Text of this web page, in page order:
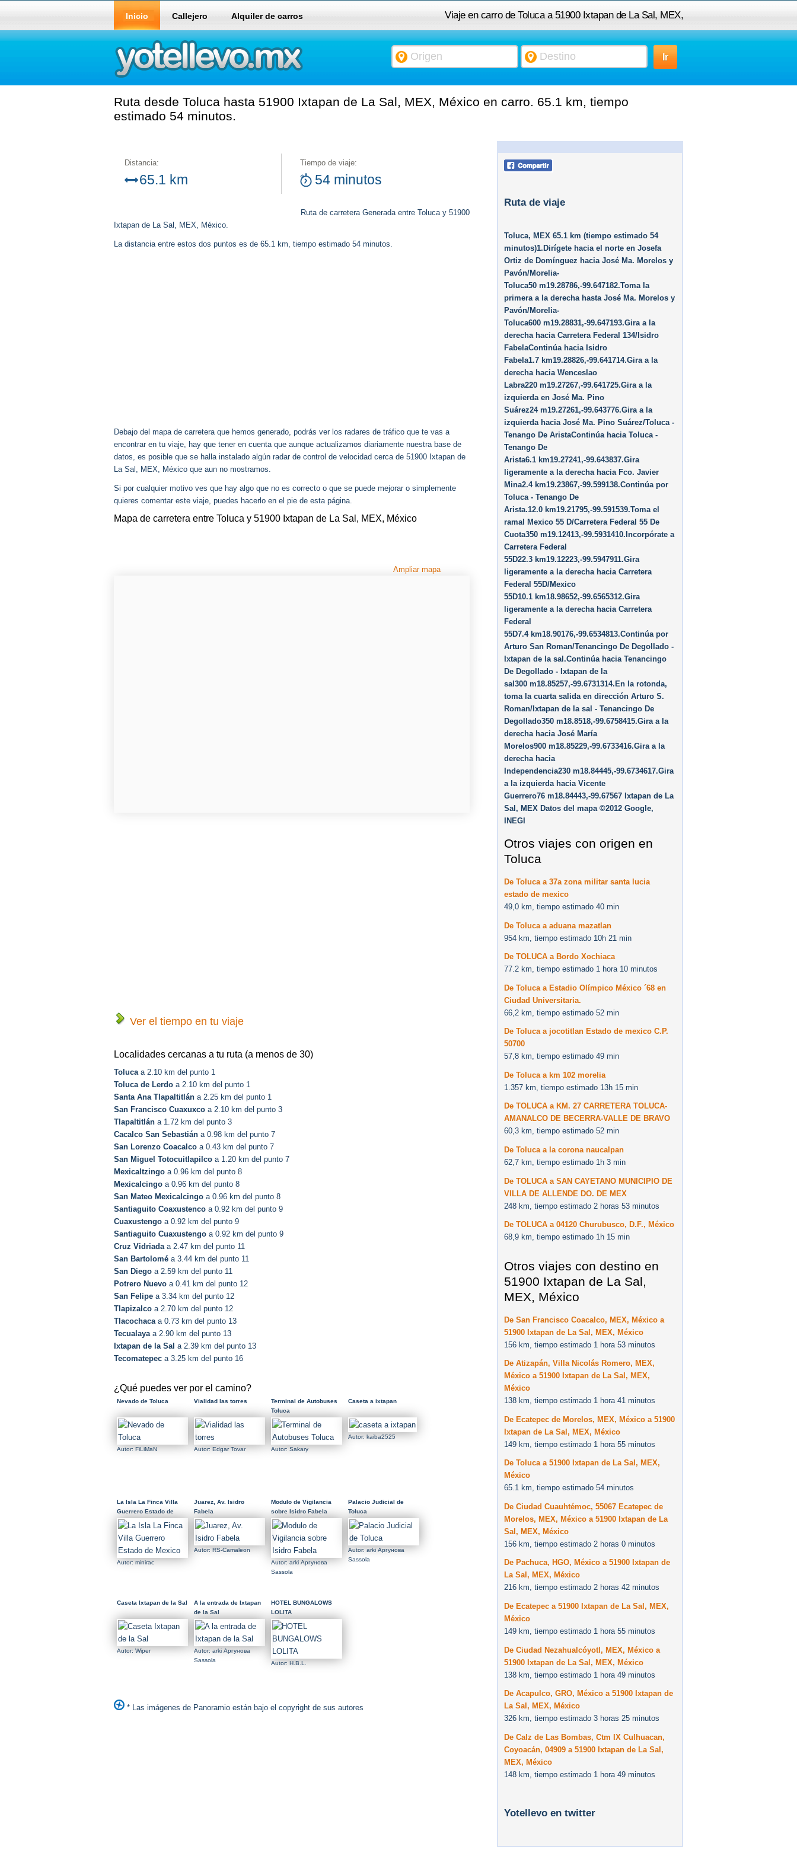
Viaje en carro de Toluca a 51900 Ixtapan de La Sal, MEX,
México
Inicio Callejero Alquiler de carros
Ruta desde Toluca hasta 51900 Ixtapan de La Sal, MEX, México en carro. 65.1 km, tiempo
estimado 54 minutos.
Distancia:
65.1 km
Tiempo de viaje:
54 minutos
Ruta de carretera Generada entre Toluca y 51900
Ixtapan de La Sal, MEX, México.
La distancia entre estos dos puntos es de 65.1 km, tiempo estimado 54 minutos.
Debajo del mapa de carretera que hemos generado, podrás ver los radares de tráfico que te vas a
encontrar en tu viaje, hay que tener en cuenta que aunque actualizamos diariamente nuestra base de
datos, es posible que se halla instalado algún radar de control de velocidad cerca de 51900 Ixtapan de
La Sal, MEX, México que aun no mostramos.
Si por cualquier motivo ves que hay algo que no es correcto o que se puede mejorar o simplemente
quieres comentar este viaje, puedes hacerlo en el pie de esta página.
Mapa de carretera entre Toluca y 51900 Ixtapan de La Sal, MEX, México
Ampliar mapa
Ver el tiempo en tu viaje
Localidades cercanas a tu ruta (a menos de 30)
Tolucaa 2.10 km del punto 1
Toluca de Lerdo a 2.10 km del punto 1
Santa Ana Tlapaltitlán a 2.25 km del punto 1
San Francisco Cuaxuxco a 2.10 km del punto 3
Tlapaltitlán a 1.72 km del punto 3
Cacalco San Sebastián a 0.98 km del punto 7
San Lorenzo Coacalco a 0.43 km del punto 7
San Miguel Totocuitlapilco a 1.20 km del punto 7
Mexicaltzingo a 0.96 km del punto 8
Mexicalcingo a 0.96 km del punto 8
San Mateo Mexicalcingo a 0.96 km del punto 8
Santiaguito Coaxustenco a 0.92 km del punto 9
Cuaxustengo a 0.92 km del punto 9
Santiaguito Cuaxustengo a 0.92 km del punto 9
Cruz Vidriadaa 2.47 km del punto 11
San Bartolomé a 3.44 km del punto 11
San Diego a 2.59 km del punto 11
Potrero Nuevo a 0.41 km del punto 12
San Felipe a 3.34 km del punto 12
Tlapizalco a 2.70 km del punto 12
Tlacochacaa 0.73 km del punto 13
Tecualayaa 2.90 km del punto 13
Ixtapan de la Sal a 2.39 km del punto 13
Tecomatepec a 3.25 km del punto 16
¿Qué puedes ver por el camino?
Nevado de Toluca
Autor: FiLiMaN
Vialidad las torres
Autor: Edgar Tovar
Terminal de Autobuses
Toluca
Autor: Sakary
Caseta a ixtapan
Autor: kaiba2525
La Isla La Finca Villa
Guerrero Estado de
Mexico
Autor: minirac
Juarez, Av. Isidro
Fabela
Autor: RS-Camaleon
Modulo de Vigilancia
sobre Isidro Fabela
Autor: arki Аргунова
Sassola
Palacio Judicial de
Toluca
Autor: arki Аргунова
Sassola
Caseta Ixtapan de la Sal
Autor: Wiper
A la entrada de Ixtapan
de la Sal
Autor: arki Аргунова
Sassola
HOTEL BUNGALOWS
LOLITA
Autor: H.B.L.
* Las imágenes de Panoramio están bajo el copyright de sus autores
Ruta de viaje
Toluca, MEX 65.1 km (tiempo estimado 54
minutos)1.Dirígete hacia el norte en Josefa
Ortiz de Domínguez hacia José Ma. Morelos y
Pavón/​Morelia-
Toluca50 m19.28786,-99.647182.Toma la
primera a la derecha hasta José Ma. Morelos y
Pavón/​Morelia-
Toluca600 m19.28831,-99.647193.Gira a la
derecha hacia Carretera Federal 134/​Isidro
FabelaContinúa hacia Isidro
Fabela1.7 km19.28826,-99.641714.Gira a la
derecha hacia Wenceslao
Labra220 m19.27267,-99.641725.Gira a la
izquierda en José Ma. Pino
Suárez24 m19.27261,-99.643776.Gira a la
izquierda hacia José Ma. Pino Suárez/​Toluca -
Tenango De AristaContinúa hacia Toluca -
Tenango De
Arista6.1 km19.27241,-99.643837.Gira
ligeramente a la derecha hacia Fco. Javier
Mina2.4 km19.23867,-99.599138.Continúa por
Toluca - Tenango De
Arista.12.0 km19.21795,-99.591539.Toma el
ramal Mexico 55 D/​Carretera Federal 55 De
Cuota350 m19.12413,-99.5931410.Incorpórate a
Carretera Federal
55D22.3 km19.12223,-99.5947911.Gira
ligeramente a la derecha hacia Carretera
Federal 55D/​Mexico
55D10.1 km18.98652,-99.6565312.Gira
ligeramente a la derecha hacia Carretera
Federal
55D7.4 km18.90176,-99.6534813.Continúa por
Arturo San Roman/​Tenancingo De Degollado -
Ixtapan de la sal.Continúa hacia Tenancingo
De Degollado - Ixtapan de la
sal300 m18.85257,-99.6731314.En la rotonda,
toma la cuarta salida en dirección Arturo S.
Roman/​Ixtapan de la sal - Tenancingo De
Degollado350 m18.8518,-99.6758415.Gira a la
derecha hacia José María
Morelos900 m18.85229,-99.6733416.Gira a la
derecha hacia
Independencia230 m18.84445,-99.6734617.Gira
a la izquierda hacia Vicente
Guerrero76 m18.84443,-99.67567 Ixtapan de La
Sal, MEX Datos del mapa ©2012 Google,
INEGI
Otros viajes con origen en
Toluca
De Toluca a 37a zona militar santa lucia
estado de mexico
49,0 km, tiempo estimado 40 min
De Toluca a aduana mazatlan
954 km, tiempo estimado 10h 21 min
De TOLUCA a Bordo Xochiaca
77.2 km, tiempo estimado 1 hora 10 minutos
De Toluca a Estadio Olímpico México ´68 en
Ciudad Universitaria.
66,2 km, tiempo estimado 52 min
De Toluca a jocotitlan Estado de mexico C.P.
50700
57,8 km, tiempo estimado 49 min
De Toluca a km 102 morelia
1.357 km, tiempo estimado 13h 15 min
De TOLUCA a KM. 27 CARRETERA TOLUCA-
AMANALCO DE BECERRA-VALLE DE BRAVO
60,3 km, tiempo estimado 52 min
De Toluca a la corona naucalpan
62,7 km, tiempo estimado 1h 3 min
De TOLUCA a SAN CAYETANO MUNICIPIO DE
VILLA DE ALLENDE DO. DE MEX
248 km, tiempo estimado 2 horas 53 minutos
De TOLUCA a 04120 Churubusco, D.F., México
68,9 km, tiempo estimado 1h 15 min
Otros viajes con destino en
51900 Ixtapan de La Sal,
MEX, México
De San Francisco Coacalco, MEX, México a
51900 Ixtapan de La Sal, MEX, México
156 km, tiempo estimado 1 hora 53 minutos
De Atizapán, Villa Nicolás Romero, MEX,
México a 51900 Ixtapan de La Sal, MEX,
México
138 km, tiempo estimado 1 hora 41 minutos
De Ecatepec de Morelos, MEX, México a 51900
Ixtapan de La Sal, MEX, México
149 km, tiempo estimado 1 hora 55 minutos
De Toluca a 51900 Ixtapan de La Sal, MEX,
México
65.1 km, tiempo estimado 54 minutos
De Ciudad Cuauhtémoc, 55067 Ecatepec de
Morelos, MEX, México a 51900 Ixtapan de La
Sal, MEX, México
156 km, tiempo estimado 2 horas 0 minutos
De Pachuca, HGO, México a 51900 Ixtapan de
La Sal, MEX, México
216 km, tiempo estimado 2 horas 42 minutos
De Ecatepec a 51900 Ixtapan de La Sal, MEX,
México
149 km, tiempo estimado 1 hora 55 minutos
De Ciudad Nezahualcóyotl, MEX, México a
51900 Ixtapan de La Sal, MEX, México
138 km, tiempo estimado 1 hora 49 minutos
De Acapulco, GRO, México a 51900 Ixtapan de
La Sal, MEX, México
326 km, tiempo estimado 3 horas 25 minutos
De Calz de Las Bombas, Ctm IX Culhuacan,
Coyoacán, 04909 a 51900 Ixtapan de La Sal,
MEX, México
148 km, tiempo estimado 1 hora 49 minutos
Yotellevo en twitter